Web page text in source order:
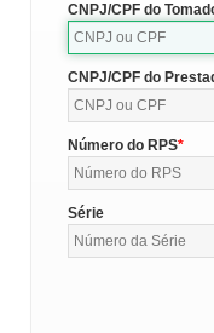
CNPJ/CPF do
CNPJ/CPF do
Número do RPS
Série